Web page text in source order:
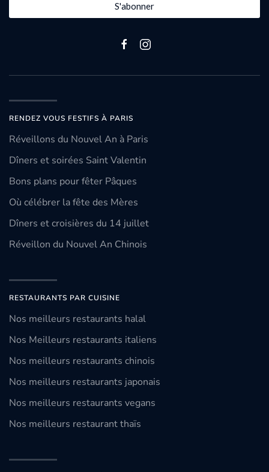
S'abonner
RENDEZ VOUS FESTIFS À PARIS
Réveillons du Nouvel An à Paris
Dîners et soirées Saint Valentin
Bons plans pour fêter Pâques
Où célébrer la fête des Mères
Dîners et croisières du 14 juillet
Réveillon du Nouvel An Chinois
RESTAURANTS PAR CUISINE
Nos meilleurs restaurants halal
Nos Meilleurs restaurants italiens
Nos meilleurs restaurants chinois
Nos meilleurs restaurants japonais
Nos meilleurs restaurants vegans
Nos meilleurs restaurant thaïs